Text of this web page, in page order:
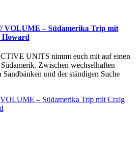
VOLUME – Südamerika Trip mit
Howard
UNITS nimmt euch mit auf einen
Zwischen wechselhaften
und der ständigen Suche
– Südamerika Trip mit Craig